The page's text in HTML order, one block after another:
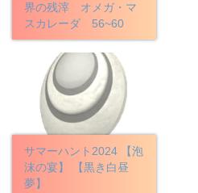
界の残滓 オメガ・マ
スカレーダ 56~60
サマーハント2024 【泡
沫の宴】 【黒き白昼
夢】